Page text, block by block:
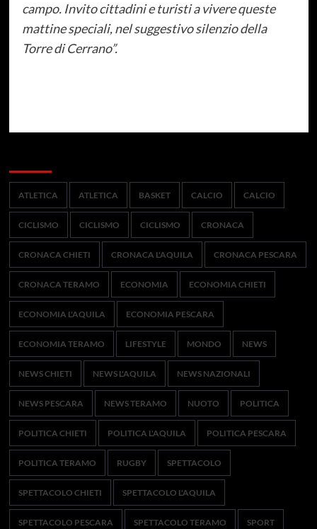
campo. Invito cittadini e turisti a vivere queste
mattine speciali, nel suggestivo silenzio della
Torre di Cerrano”.
ATLETICA ATLETICA BASKET CALCIO CALCIO
CICLISMO CICLISMO CICLISMO CRONACA
CRONACA CHIETI CRONACA L'AQUILA CRONACA PESCARA
CRONACA TERAMO ECONOMIA ECONOMIA CHIETI
ECONOMIA L'AQUILA ECONOMIA PESCARA
ECONOMIA TERAMO LIFESTYLE MONDO NEWS
NEWS CHIETI NEWS L'AQUILA NEWS NAZIONALI
NEWS PESCARA NEWS TERAMO NUOTO POLITICA
POLITICA CHIETI POLITICA L'AQUILA POLITICA PESCARA
POLITICA TERAMO RUGBY SPETTACOLO
SPETTACOLO CHIETI SPETTACOLO L'AQUILA
SPETTACOLO PESCARA SPETTACOLO TERAMO SPORT